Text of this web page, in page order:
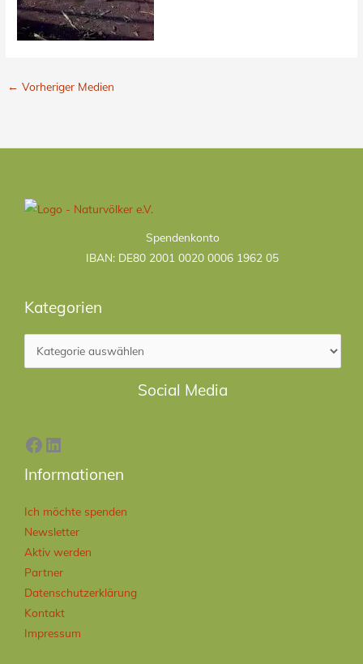
← Vorheriger Medien
Spendenkonto
IBAN: DE80 2001 0020 0006 1962 05
Kategorien
Social Media
Facebook
LinkedIn
Informationen
Ich möchte spenden
Newsletter
Aktiv werden
Partner
Datenschutzerklärung
Kontakt
Impressum